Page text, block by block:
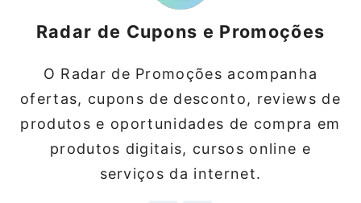
Radar de Cupons e Promoções
O Radar de Promoções acompanha
ofertas, cupons de desconto, reviews de
produtos e oportunidades de compra em
produtos digitais, cursos online e
serviços da internet.